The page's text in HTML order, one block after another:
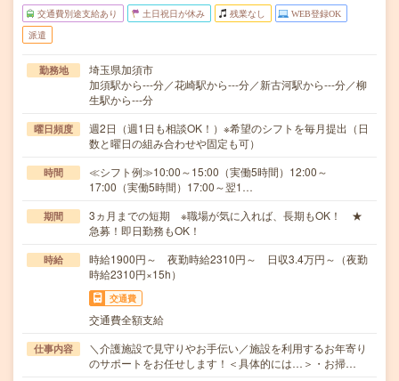
交通費別途支給あり 土日祝日が休み 残業なし WEB登録OK
派遣
勤務地
埼玉県加須市
加須駅から---分／花崎駅から---分／新古河駅から---分／柳
生駅から---分
曜日頻度
週2日（週1日も相談OK！）※希望のシフトを毎月提出（日
数と曜日の組み合わせや固定も可）
時間
≪シフト例≫10:00～15:00（実働5時間）12:00～
17:00（実働5時間）17:00～翌1…
期間
3ヵ月までの短期 ※職場が気に入れば、長期もOK！ ★
急募！即日勤務もOK！
時給
時給1900円～ 夜勤時給2310円～ 日収3.4万円～（夜勤
時給2310円×15h）
交通費
交通費全額支給
仕事内容
＼介護施設で見守りやお手伝い／施設を利用するお年寄り
のサポートをお任せします！＜具体的には…＞・お掃…